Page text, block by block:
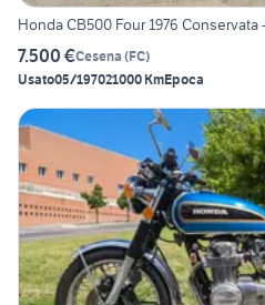
Honda CB500 Four 1976 Conservata
7.500 €Cesena (FC)
Usato05/197021000 KmEpoca